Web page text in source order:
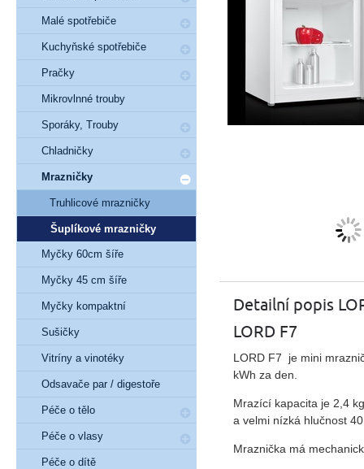
Detailní popis
LORD F7
LORD F7 je mini
kWh za den.
Mrazící kapacita je 2,4
a velmi nízká hlučnost
Mraznička má
Malé spotřebiče
Kuchyňské spotřebiče
Pračky
Mikrovlnné trouby
Sporáky, Trouby
Chladničky
Mrazničky
Truhlicové mrazničky
Šuplíkové mrazničky
Myčky 60cm šíře
Myčky 45 cm šíře
Myčky kompaktní
Sušičky
Vitríny a vinotéky
Odsavače par / digestoře
Péče o tělo
Péče o vlasy
Péče o dítě